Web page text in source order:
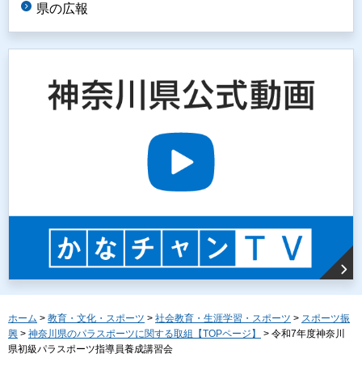
県の広報
ホーム > 教育・文化・スポーツ > 社会教育・生涯学習・スポーツ > スポーツ振
興 > 神奈川県のパラスポーツに関する取組【TOPページ】
> 令和7年度神奈川
県初級パラスポーツ指導員養成講習会